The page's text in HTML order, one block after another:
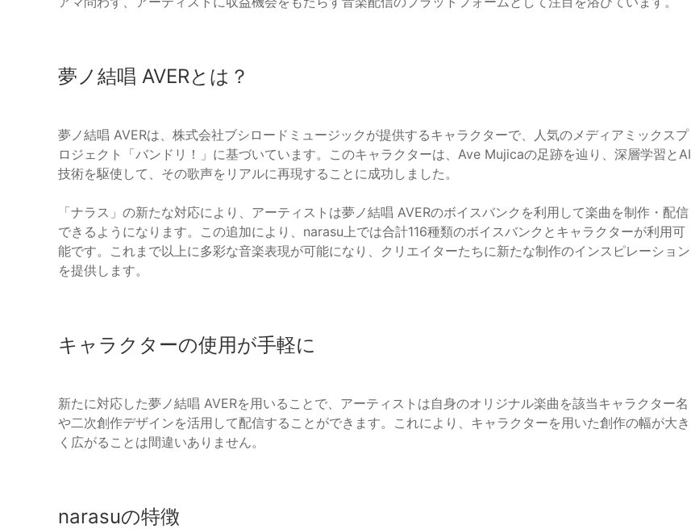
夢ノ結唱 AVERとは？
夢ノ結唱 AVERは、株式会社ブシロードミュージックが提供するキャラクターで、人気のメディアミックスプ
ロジェクト「バンドリ！」に基づいています。このキャラクターは、Ave Mujicaの足跡を辿り、深層学習とAI
技術を駆使して、その歌声をリアルに再現することに成功しました。
「ナラス」の新たな対応により、アーティストは夢ノ結唱 AVERのボイスバンクを利用して楽曲を制作・配信
できるようになります。この追加により、narasu上では合計116種類のボイスバンクとキャラクターが利用可
能です。これまで以上に多彩な音楽表現が可能になり、クリエイターたちに新たな制作のインスピレーション
を提供します。
キャラクターの使用が手軽に
新たに対応した夢ノ結唱 AVERを用いることで、アーティストは自身のオリジナル楽曲を該当キャラクター名
や二次創作デザインを活用して配信することができます。これにより、キャラクターを用いた創作の幅が大き
く広がることは間違いありません。
narasuの特徴